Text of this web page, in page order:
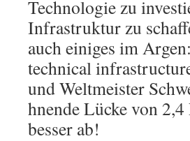
Technologie zu
Infrastruktur zu
auch einiges im
technical
und Weltmeister
hnende Lücke von
besser ab!